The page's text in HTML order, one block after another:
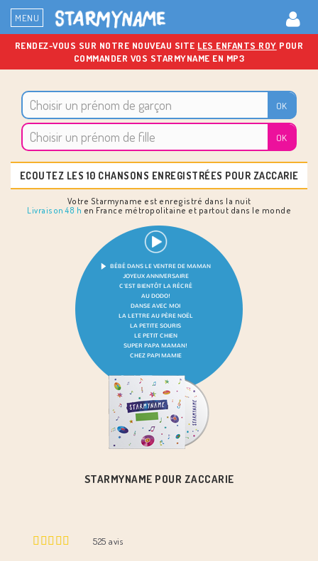
MENU
RENDEZ-VOUS SUR NOTRE NOUVEAU SITE LES ENFANTS ROY POUR
COMMANDER VOS STARMYNAME EN MP3
ECOUTEZ LES 10 CHANSONS ENREGISTRÉES POUR ZACCARIE
Votre Starmyname est enregistré dans la nuit
Livraison 48 h en France métropolitaine et partout dans le monde
STARMYNAME POUR ZACCARIE
525avis